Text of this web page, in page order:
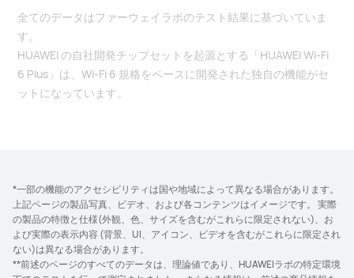
全てのデータはファーウェイラボのテスト結果に基づいていま
す。
HUAWEI の自社開発チップセットを起源とする「HUAWEI Wi-Fi
6 Plus」は、Wi-Fi 6 規格をベースに開発された独自の機能がセ
ットになっています。
*一部の機能のアクセシビリティは国や地域によって異なる場合があります。
上記ページの製品写真、ビデオ、および各コンテンツはイメージです。 実際
の製品の特徴と仕様(外観、色、サイズを含むがこれらに限定されない)、お
よび実際の表示内容 (背景、UI、アイコン、ビデオを含むがこれらに限定され
ない)は異なる場合があります。
**前述のページのすべてのデータは、理論値であり、HUAWEIラボの特定環境